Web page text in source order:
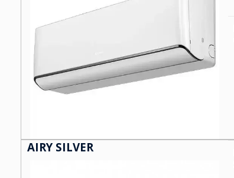
AIRY SILVER